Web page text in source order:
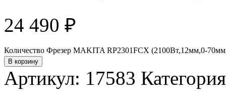
24 490 ₽
Количество Фрезер MAKITA RP2301FCX (2100Вт,12мм,0-
В корзину
Артикул: 17583